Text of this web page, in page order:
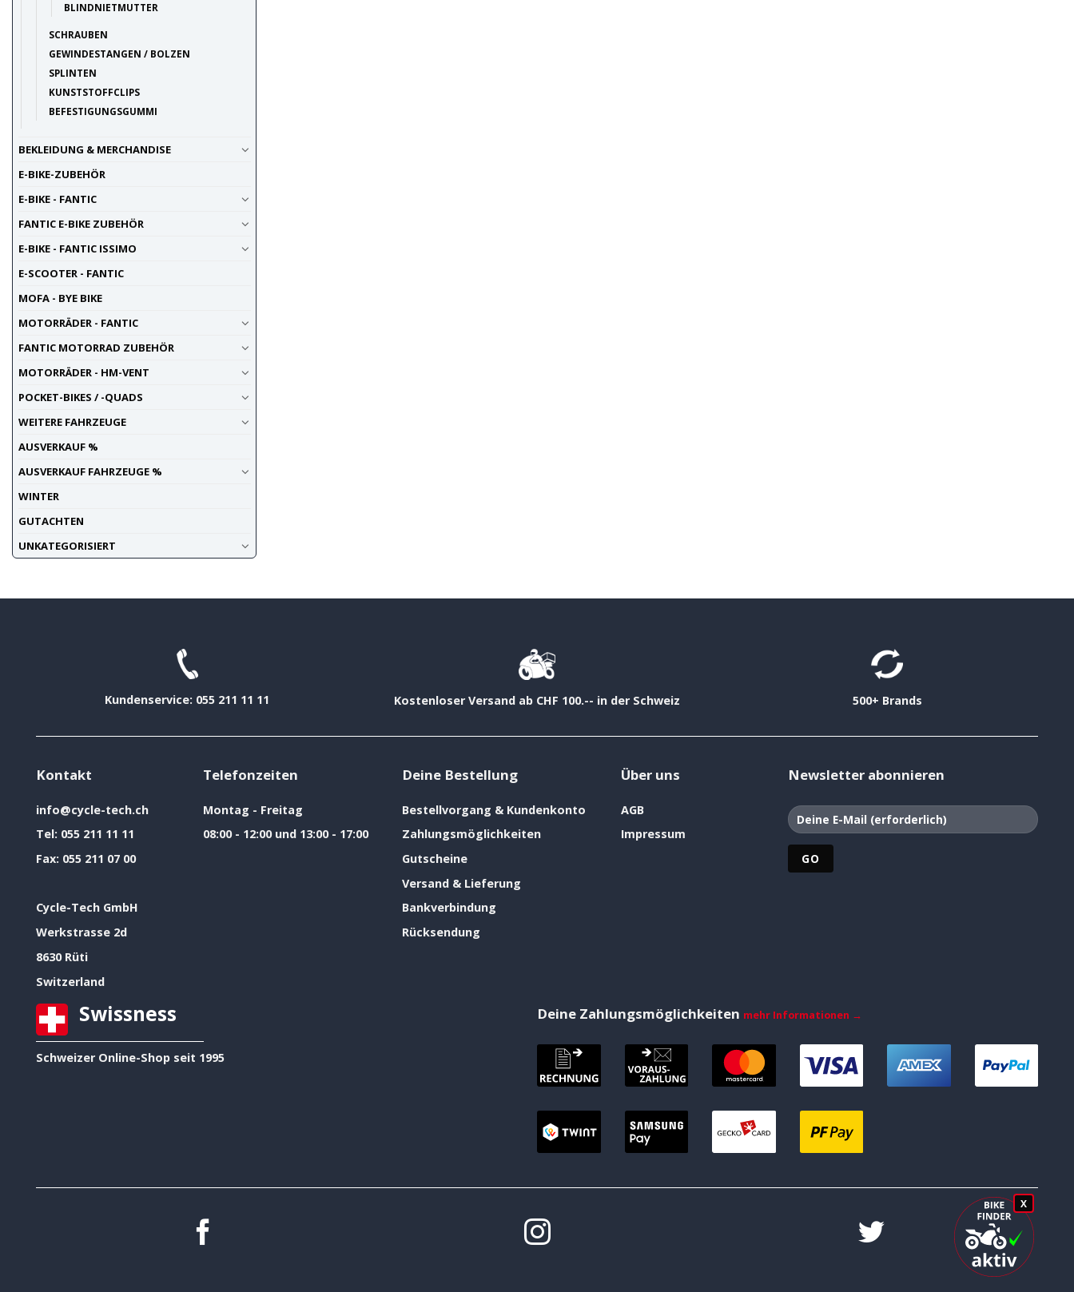
BLINDNIETMUTTER
SCHRAUBEN
GEWINDESTANGEN / BOLZEN
SPLINTEN
KUNSTSTOFFCLIPS
BEFESTIGUNGSGUMMI
BEKLEIDUNG & MERCHANDISE
E-BIKE-ZUBEHÖR
E-BIKE - FANTIC
FANTIC E-BIKE ZUBEHÖR
E-BIKE - FANTIC ISSIMO
E-SCOOTER - FANTIC
MOFA - BYE BIKE
MOTORRÄDER - FANTIC
FANTIC MOTORRAD ZUBEHÖR
MOTORRÄDER - HM-VENT
POCKET-BIKES / -QUADS
WEITERE FAHRZEUGE
AUSVERKAUF %
AUSVERKAUF FAHRZEUGE %
WINTER
GUTACHTEN
UNKATEGORISIERT
X
Kundenservice: 055 211 11 11 Kostenloser Versand ab CHF 100.-- in der Schweiz 500+ Brands
Kontakt
info@cycle-tech.ch
Tel: 055 211 11 11
Fax: 055 211 07 00
Cycle-Tech GmbH
Werkstrasse 2d
8630 Rüti
Switzerland
Telefonzeiten
Montag - Freitag
08:00 - 12:00 und 13:00 - 17:00
Deine Bestellung
Bestellvorgang & Kundenkonto
Zahlungsmöglichkeiten
Gutscheine
Versand & Lieferung
Bankverbindung
Rücksendung
Über uns
AGB
Impressum
Newsletter abonnieren
Swissness
Schweizer Online-Shop seit 1995
Deine Zahlungsmöglichkeiten mehr Informationen →